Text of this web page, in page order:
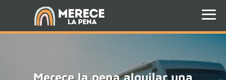
Merece la pena alquilar una